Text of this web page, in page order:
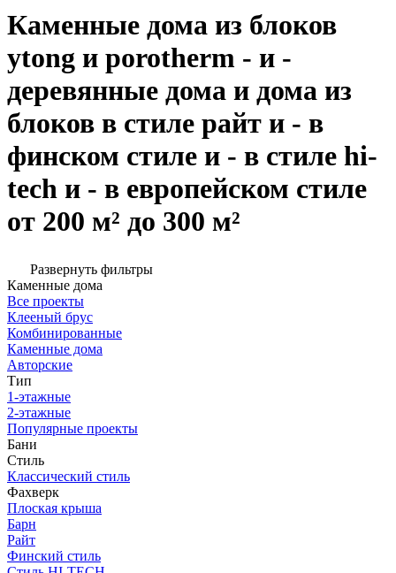
Каменные дома из блоков
ytong и porotherm - и -
деревянные дома и дома из
блоков в стиле райт и - в
финском стиле и - в стиле hi-
tech и - в европейском стиле
от 200 м² до 300 м²
Развернуть фильтры
Каменные дома
Все проекты
Клееный брус
Комбинированные
Каменные дома
Авторские
Тип
1-этажные
2-этажные
Популярные проекты
Бани
Стиль
Классический стиль
Фахверк
Плоская крыша
Барн
Райт
Финский стиль